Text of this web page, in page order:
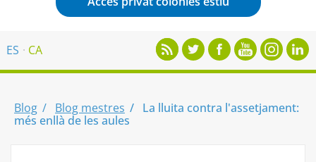
ES CA
Blog Blog mestres
La lluita contra l'assetjament:
més enllà de les aules